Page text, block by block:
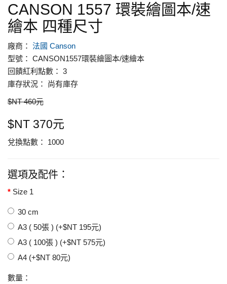
CANSON 1557 環裝繪圖本/速
繪本 四種尺寸
廠商： 法國 Canson
型號： CANSON1557環裝繪圖本/速繪本
回饋紅利點數： 3
庫存狀況： 尚有庫存
$NT 460元
$NT 370元
兌換點數： 1000
選項及配件：
Size 1
30 cm
A3 ( 50張 ) (+$NT 195元)
A3 ( 100張 ) (+$NT 575元)
A4 (+$NT 80元)
數量：